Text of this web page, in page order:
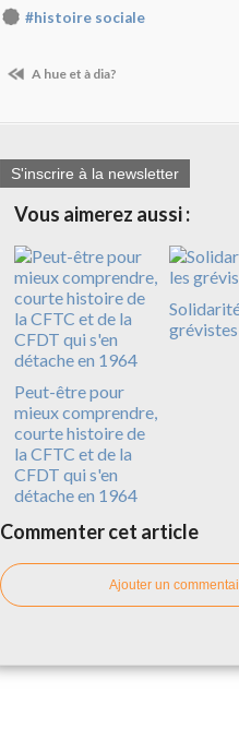
#histoire sociale
A hue et à dia?
S'inscrire à la newsletter
Vous aimerez aussi :
Peut-être pour
mieux comprendre,
courte histoire de
la CFTC et de la
CFDT qui s'en
détache en 1964
grévistes
Commenter cet article
Ajouter un